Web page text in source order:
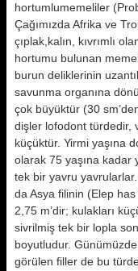
hortumlumemeliler
Çağımızda Afrika ve
çıplak,kalın, kıvrımlı
hortumu bulunan
burun deliklerinin
savunma organına
çok büyüktür (30
dişler lofodont türdedir,
küçüktür. Yirmi yaşına
olarak 75 yaşına kadar
tek bir yavru
da Asya filinin (Elep
2,75 m’dir; kulakları
sivrilmiş tek bir lopla
boyutludur.
görülen filler de bu